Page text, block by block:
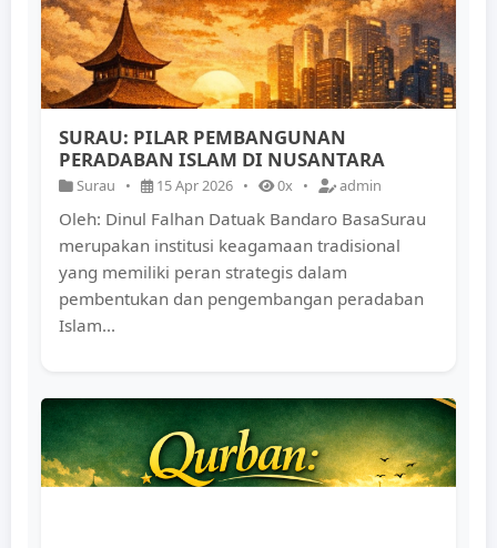
SURAU: PILAR PEMBANGUNAN
PERADABAN ISLAM DI NUSANTARA
Surau • 15 Apr 2026 • 0x • admin
Oleh: Dinul Falhan Datuak Bandaro BasaSurau
merupakan institusi keagamaan tradisional
yang memiliki peran strategis dalam
pembentukan dan pengembangan peradaban
Islam...